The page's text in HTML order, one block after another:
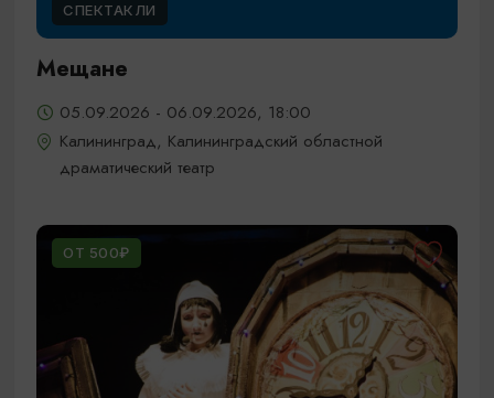
СПЕКТАКЛИ
Мещане
05.09.2026 - 06.09.2026, 18:00
Калининград, Калининградский областной
драматический театр
ОТ 500₽